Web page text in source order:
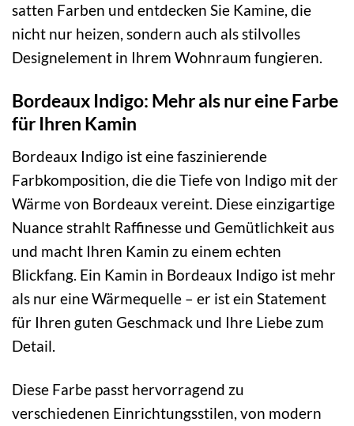
satten Farben und entdecken Sie Kamine, die
nicht nur heizen, sondern auch als stilvolles
Designelement in Ihrem Wohnraum fungieren.
Bordeaux Indigo: Mehr als nur eine Farbe
für Ihren Kamin
Bordeaux Indigo ist eine faszinierende
Farbkomposition, die die Tiefe von Indigo mit der
Wärme von Bordeaux vereint. Diese einzigartige
Nuance strahlt Raffinesse und Gemütlichkeit aus
und macht Ihren Kamin zu einem echten
Blickfang. Ein Kamin in Bordeaux Indigo ist mehr
als nur eine Wärmequelle – er ist ein Statement
für Ihren guten Geschmack und Ihre Liebe zum
Detail.
Diese Farbe passt hervorragend zu
verschiedenen Einrichtungsstilen, von modern